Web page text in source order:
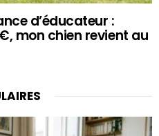
d’éducateur :
mon chien revient au